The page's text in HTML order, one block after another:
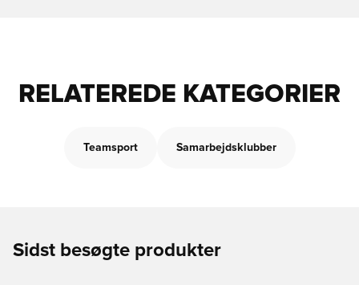
RELATEREDE KATEGORIER
Teamsport Samarbejdsklubber
Sidst besøgte produkter